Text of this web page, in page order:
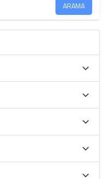
ARAMA